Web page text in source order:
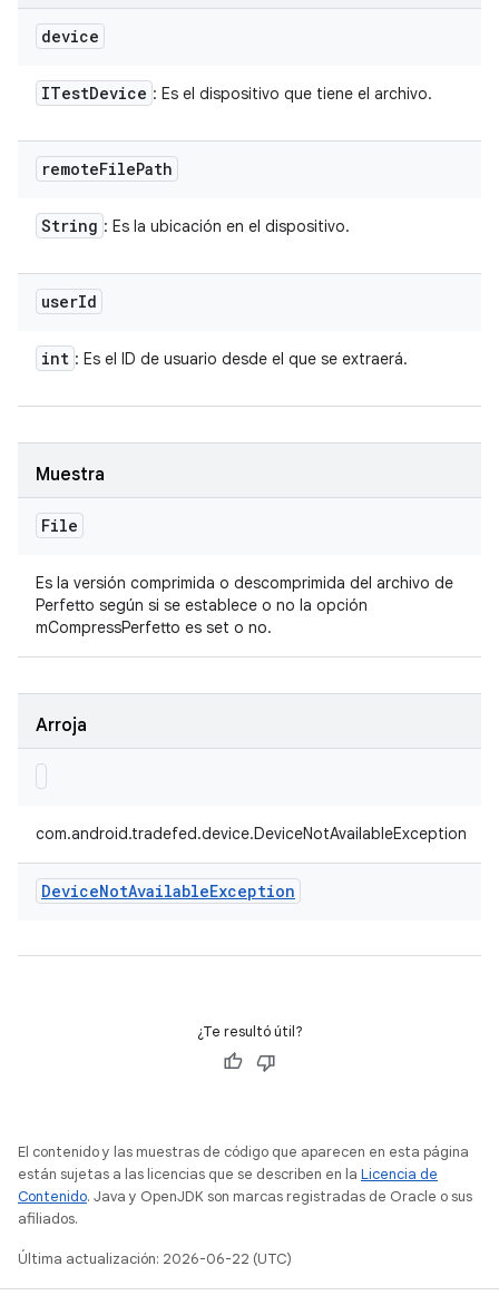
device
ITestDevice : Es el dispositivo que tiene el archivo.
remoteFilePath
String : Es la ubicación en el dispositivo.
userId
int : Es el ID de usuario desde el que se extraerá.
Muestra
File
Es la versión comprimida o descomprimida del archivo de
Perfetto según si se establece o no la opción
mCompressPerfetto es set o no.
Arroja
com.android.tradefed.device.DeviceNotAvailableException
DeviceNotAvailableException
¿Te resultó útil?
El contenido y las muestras de código que aparecen en esta página
están sujetas a las licencias que se describen en la Licencia de
Contenido. Java y OpenJDK son marcas registradas de Oracle o sus
afiliados.
Última actualización: 2026-06-22 (UTC)